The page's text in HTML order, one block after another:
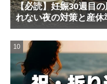
【必読】妊娠30週目
れない夜の対策と産休